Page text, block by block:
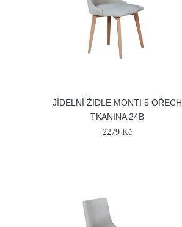
JÍDELNÍ ŽIDLE MONTI 5 OŘECH
TKANINA 24B
2279 Kč